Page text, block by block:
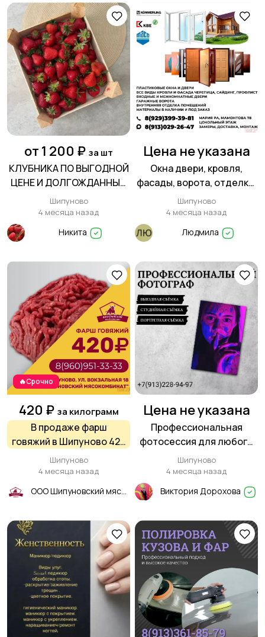
от 1 200 ₽ за шт
КЛУБНИКА ПО ВЫГОДНОЙ
ЦЕНЕ И ДОЛГОЖДАННЫЙ
ЧЕРНЫЙ ПРИНЦ УЖЕ В
ПРОДАЖЕ
Шипуново
4 месяца назад
Никита
Цена не указана
Окна двери, кровля,
фасады, ворота, отделка.
Доступные цены.
Шипуново
4 месяца назад
Людмила
🔥Срочно
420 ₽ за килограмм
В продаже фарш
говяжий в Шипуново 420
руб за кг
Шипуново
4 месяца назад
ООО Шипуновский мясокомбинат
Цена не указана
Профессиональная
фотосессия для любого
случая
Шипуново
4 месяца назад
Виктория Дорохова